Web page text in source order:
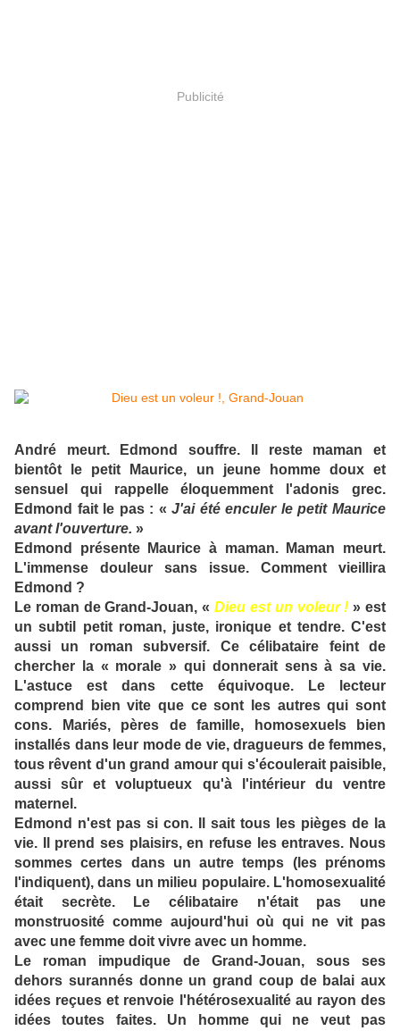
Publicité
André meurt. Edmond souffre. Il reste maman et
bientôt le petit Maurice, un jeune homme doux et
sensuel qui rappelle éloquemment l'adonis grec.
Edmond fait le pas : «J'ai été enculer le petit Maurice
avant l'ouverture. »
Edmond présente Maurice à maman. Maman meurt.
L'immense douleur sans issue. Comment vieillira
Edmond ?
Le roman de Grand-Jouan, «Dieu est un voleur ! » est
un subtil petit roman, juste, ironique et tendre. C'est
aussi un roman subversif. Ce célibataire feint de
chercher la « morale » qui donnerait sens à sa vie.
L'astuce est dans cette équivoque. Le lecteur
comprend bien vite que ce sont les autres qui sont
cons. Mariés, pères de famille, homosexuels bien
installés dans leur mode de vie, dragueurs de femmes,
tous rêvent d'un grand amour qui s'écoulerait paisible,
aussi sûr et voluptueux qu'à l'intérieur du ventre
maternel.
Edmond n'est pas si con. Il sait tous les pièges de la
vie. Il prend ses plaisirs, en refuse les entraves. Nous
sommes certes dans un autre temps (les prénoms
l'indiquent), dans un milieu populaire. L'homosexualité
était secrète. Le célibataire n'était pas une
monstruosité comme aujourd'hui où qui ne vit pas
avec une femme doit vivre avec un homme.
Le roman impudique de Grand-Jouan, sous ses
dehors surannés donne un grand coup de balai aux
idées reçues et renvoie l'hétérosexualité au rayon des
idées toutes faites. Un homme qui ne veut pas